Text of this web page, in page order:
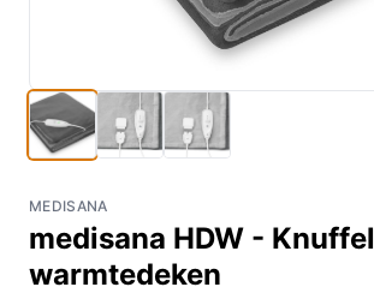
MEDISANA
medisana HDW - Knuffel
warmtedeken